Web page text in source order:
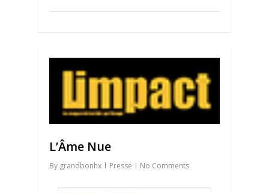
L’Âme Nue
By grandbonhx Presse No Comments